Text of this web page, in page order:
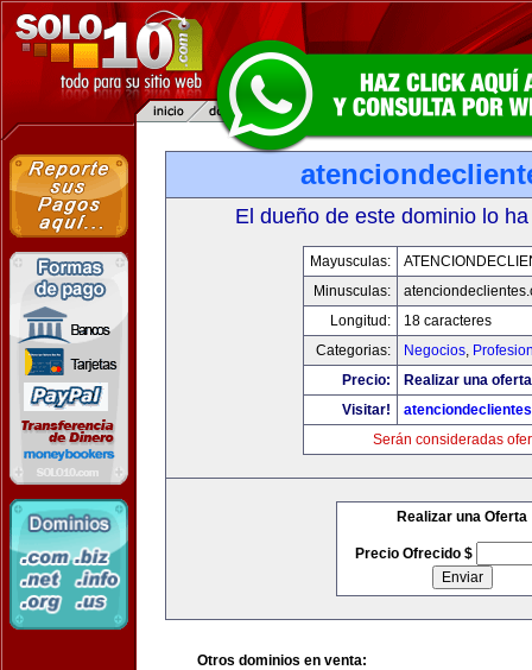
El dueño de este dominio lo
Mayusculas:
Minusculas:
Longitud:
18 caracteres
Categorias:
Negocios,
Precio:
Realizar una
Visitar!
Serán consideradas
Realizar una Oferta
Precio Ofrecido $
Otros dominios en venta: